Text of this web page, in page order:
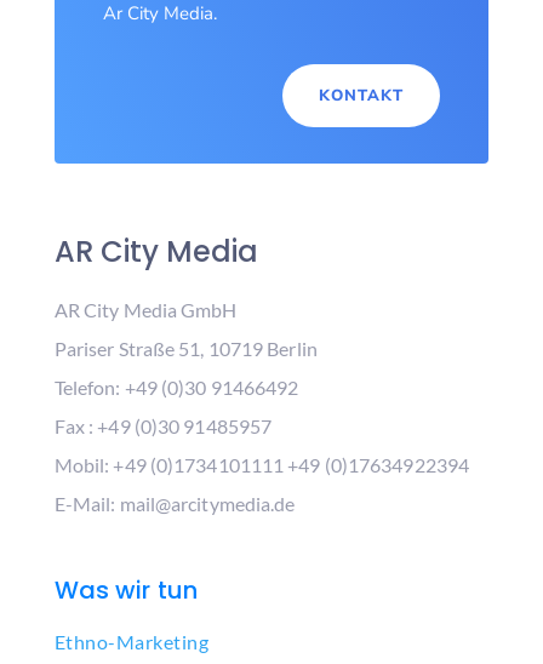
Ar City Media.
KONTAKT
AR City Media
AR City Media GmbH
Pariser Straße 51, 10719 Berlin
Telefon: +49 (0)30 91466492
Fax : +49 (0)30 91485957
Mobil: +49 (0)1734101111 +49 (0)17634922394
E-Mail: mail@arcitymedia.de
Was wir tun
Ethno-Marketing